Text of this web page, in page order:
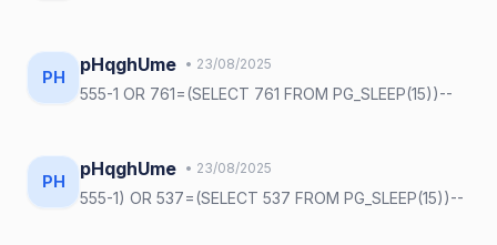
PH
pHqghUme • 23/08/2025
555-1 OR 761=(SELECT 761 FROM PG_SLEEP(15))--
PH
pHqghUme • 23/08/2025
555-1) OR 537=(SELECT 537 FROM PG_SLEEP(15))--